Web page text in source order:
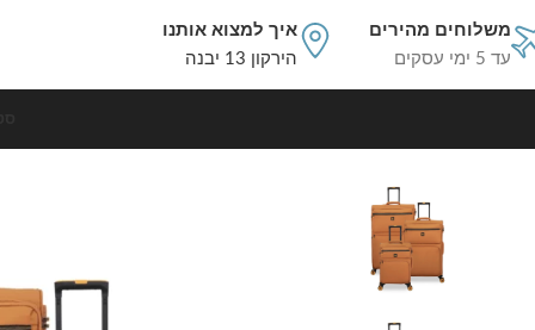
משלוחים מהירים
עד 5 ימי עסקים
איך למצוא אותנו
הירקון 13 יבנה